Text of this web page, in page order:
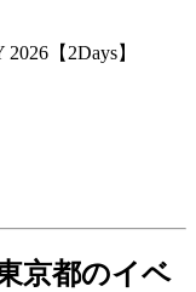
【2Days】
京都のイベ